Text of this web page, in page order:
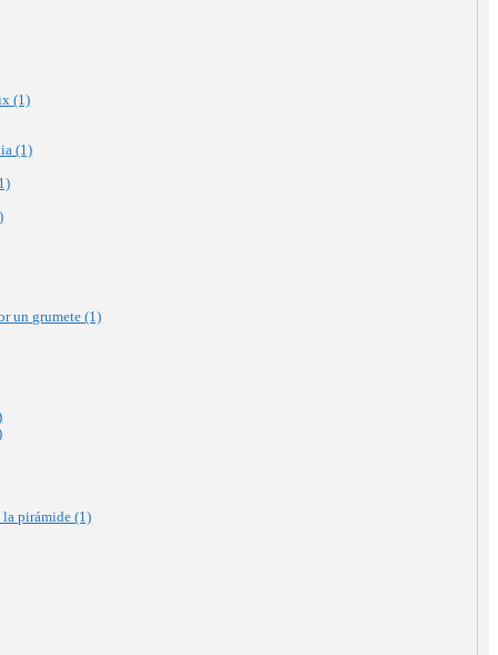
(1)
(1)
un grumete (1)
pirámide (1)